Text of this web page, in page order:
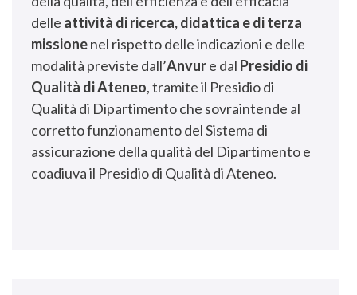
delle attività di ricerca, didattica e di terza
missionenel rispetto delle indicazioni e delle
modalità previste dall’Anvure dal Presidio di
Qualità di Ateneo, tramite il Presidio di
Qualità di Dipartimento che sovraintende al
corretto funzionamento del Sistema di
assicurazione della qualità del Dipartimento e
coadiuva il Presidio di Qualità di Ateneo.